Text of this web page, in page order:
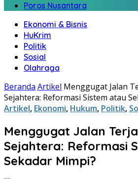
Poros Nusantara
Ekonomi & Bisnis
HuKrim
Politik
Sosial
Olahraga
Beranda Artikel Menggugat Jalan
Sejahtera: Reformasi Sistem atau
Artikel, Ekonomi, Hukum, Politik,
Menggugat Jalan
Sejahtera: Reformasi
Sekadar Mimpi?